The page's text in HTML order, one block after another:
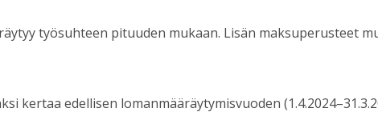
työsuhteen pituuden mukaan. Lisän maksuperusteet
kertaa edellisen lomanmääräytymisvuoden